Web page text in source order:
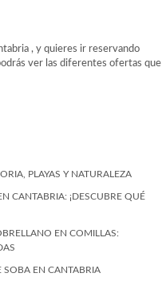
, y quieres ir reservando
ver las diferentes ofertas que
PLAYAS Y NATURALEZA
CANTABRIA: ¡DESCUBRE QUÉ
EN COMILLAS:
SOBA EN CANTABRIA